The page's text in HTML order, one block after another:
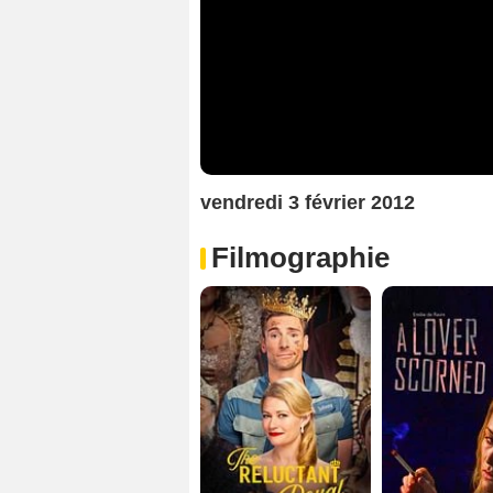
vendredi 3 février 2012
Filmographie